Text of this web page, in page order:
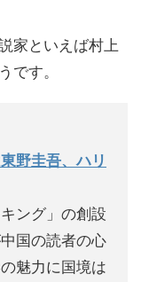
家といえば村上
です。
野圭吾、ハリ
ング」の創設
国の読者の心
魅力に国境は